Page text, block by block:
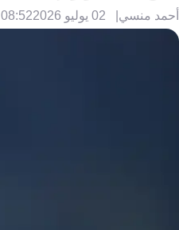
أحمد منسي 02 يوليو 2026 08:52